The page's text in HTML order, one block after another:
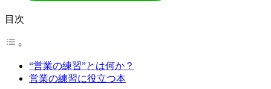
目次
“営業の練習”とは何か？
営業の練習に役立つ本